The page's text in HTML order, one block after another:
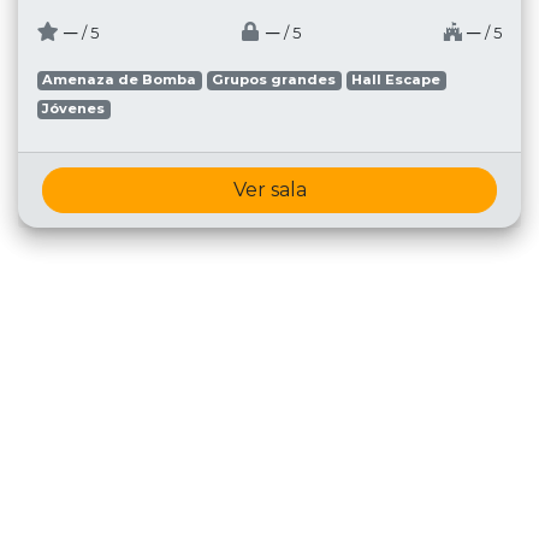
─ / 5 ─ / 5 ─ / 5
Amenaza de Bomba Grupos grandes
Hall Escape
Jóvenes
Ver sala